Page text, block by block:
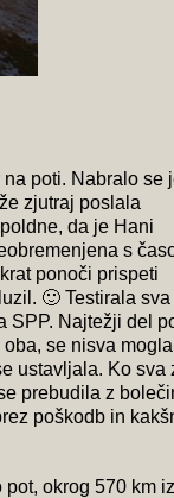
poti. Nabralo se
zjutraj poslala
da je Hani
s
ponoči prispeti
🙂 Testirala sva
SPP. Najtežji del
se nisva mogla
ustavljala. Ko sva
prebudila z
poškodb in
okrog 570 km iz